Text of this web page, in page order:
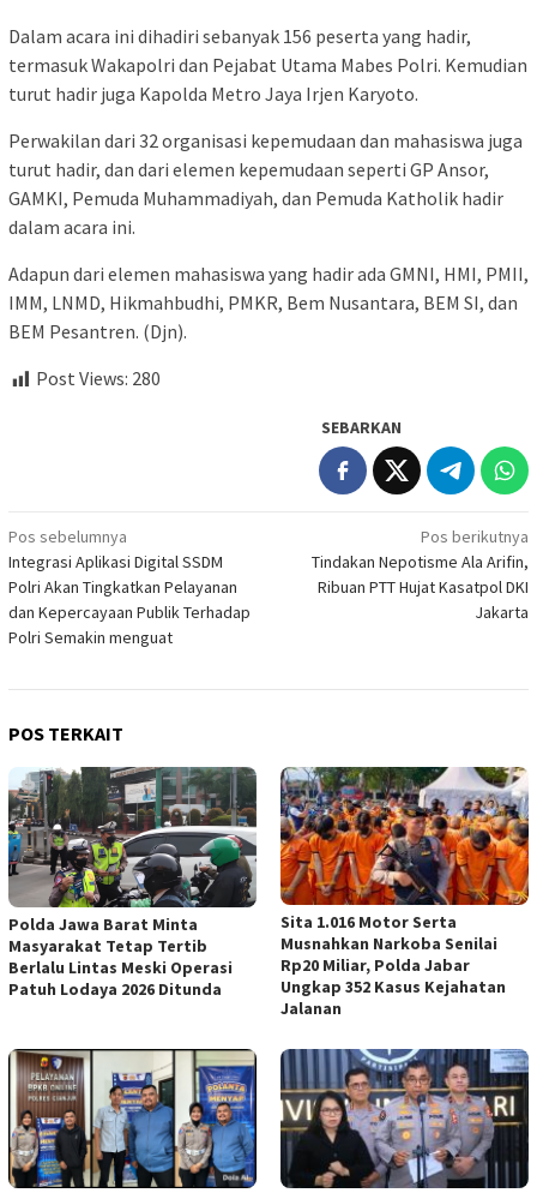
Dalam acara ini dihadiri sebanyak 156 peserta yang hadir,
termasuk Wakapolri dan Pejabat Utama Mabes Polri. Kemudian
turut hadir juga Kapolda Metro Jaya Irjen Karyoto.
Perwakilan dari 32 organisasi kepemudaan dan mahasiswa juga
turut hadir, dan dari elemen kepemudaan seperti GP Ansor,
GAMKI, Pemuda Muhammadiyah, dan Pemuda Katholik hadir
dalam acara ini.
Adapun dari elemen mahasiswa yang hadir ada GMNI, HMI, PMII,
IMM, LNMD, Hikmahbudhi, PMKR, Bem Nusantara, BEM SI, dan
BEM Pesantren. (Djn).
Post Views: 280
SEBARKAN
Navigasi
pos
Pos sebelumnya
Integrasi Aplikasi Digital SSDM
Polri Akan Tingkatkan Pelayanan
dan Kepercayaan Publik Terhadap
Polri Semakin menguat
Pos berikutnya
Tindakan Nepotisme Ala Arifin,
Ribuan PTT Hujat Kasatpol DKI
Jakarta
POS TERKAIT
Polda Jawa Barat Minta
Masyarakat Tetap Tertib
Berlalu Lintas Meski Operasi
Patuh Lodaya 2026 Ditunda
Sita 1.016 Motor Serta
Musnahkan Narkoba Senilai
Rp20 Miliar, Polda Jabar
Ungkap 352 Kasus Kejahatan
Jalanan